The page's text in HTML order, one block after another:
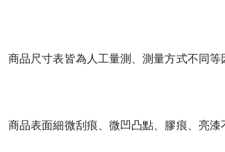
商品尺寸表皆為人工量測、測量方式不同等
商品表面細微刮痕、微凹凸點、膠痕、亮